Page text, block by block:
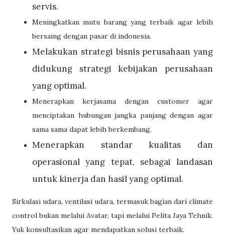
servis.
Meningkatkan mutu barang yang terbaik agar lebih
bersaing dengan pasar di indonesia.
Melakukan strategi bisnis perusahaan yang
didukung strategi kebijakan perusahaan
yang optimal.
Menerapkan kerjasama dengan customer agar
menciptakan hubungan jangka panjang dengan agar
sama sama dapat lebih berkembang.
Menerapkan standar kualitas dan
operasional yang tepat, sebagai landasan
untuk kinerja dan hasil yang optimal.
Sirkulasi udara, ventilasi udara, termasuk bagian dari climate
control bukan melalui Avatar, tapi melalui Pelita Jaya Tehnik.
Yuk konsultasikan agar mendapatkan solusi terbaik.